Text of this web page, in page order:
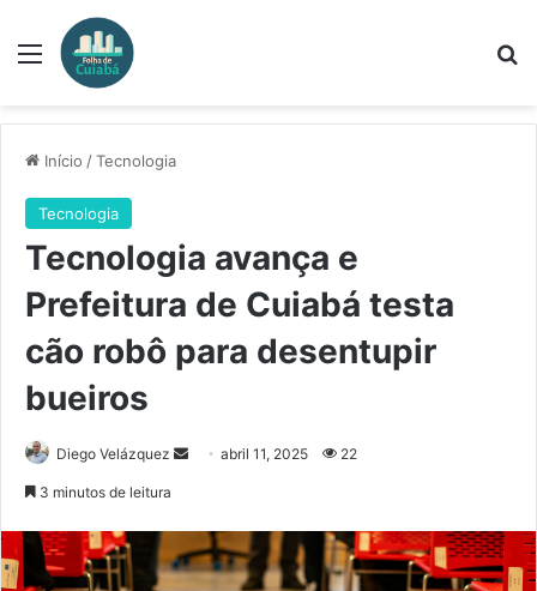
Menu
Início /Tecnologia
Tecnologia
Tecnologia avança e
Prefeitura de Cuiabá testa
cão robô para desentupir
bueiros
Diego Velázquez
Mande
mail
abril 11, 2025 22
3 minutos de leitura